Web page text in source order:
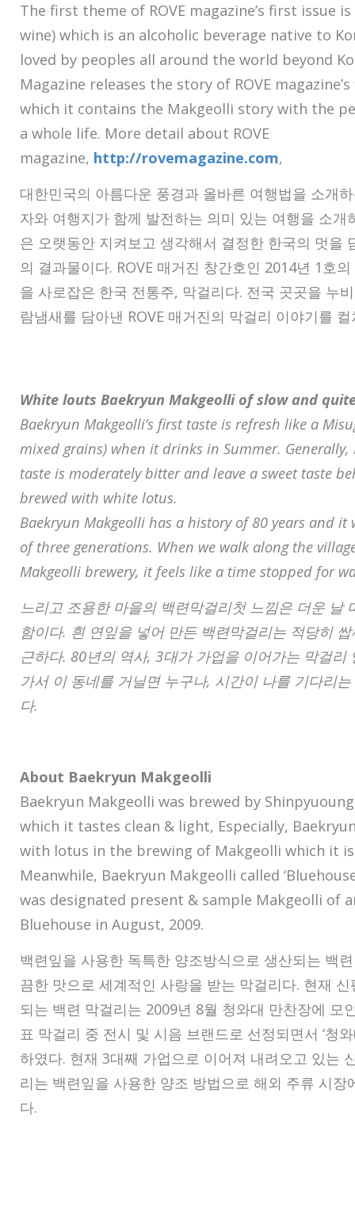
The first theme of ROVE magazine’s first issue
wine) which is an alcoholic beverage native to
loved by peoples all around the world beyond
Magazine releases the story of ROVE
which it contains the Makgeolli story with the
a whole life. More detail about ROVE
magazine, http://rovemagazine.com,
대한민국의 아름다운 풍경과 올바른 여행법을 소개
자와 여행지가 함께 발전하는 의미 있는 여행을 소개
은 오랫동안 지켜보고 생각해서 결정한 한국의 멋을
의 결과물이다. ROVE 매거진 창간호인 2014년 1호
을 사로잡은 한국 전통주, 막걸리다. 전국 곳곳을 누
람냄새를 담아낸 ROVE 매거진의 막걸리 이야기를
White louts Baekryun Makgeolli of slow and
Baekryun Makgeolli’s first taste is refresh like a
mixed grains) when it drinks in Summer. Generally,
taste is moderately bitter and leave a sweet taste
brewed with white lotus.
Baekryun Makgeolli has a history of 80 years and it
of three generations. When we walk along the
Makgeolli brewery, it feels like a time stopped for
느리고 조용한 마을의 백련막걸리첫 느낌은 더운 날
함이다. 흰 연잎을 넣어 만든 백련막걸리는 적당히
근하다. 80년의 역사, 3대가 가업을 이어가는 막걸리
가서 이 동네를 거닐면 누구나, 시간이 나를 기다리
다.
About Baekryun Makgeolli
Baekryun Makgeolli was brewed by
which it tastes clean & light, Especially,
with lotus in the brewing of Makgeolli which it
Meanwhile, Baekryun Makgeolli called
was designated present & sample Makgeolli of
Bluehouse in August, 2009.
백련잎을 사용한 독특한 양조방식으로 생산되는 백
끔한 맛으로 세계적인 사랑을 받는 막걸리다. 현재
되는 백련 막걸리는 2009년 8월 청와대 만찬장에 모
표 막걸리 중 전시 및 시음 브랜드로 선정되면서 ‘청
하였다. 현재 3대째 가업으로 이어져 내려오고 있는
리는 백련잎을 사용한 양조 방법으로 해외 주류 시장
다.